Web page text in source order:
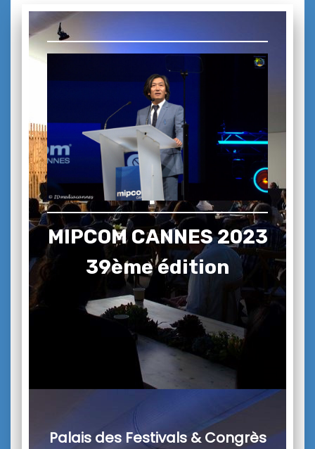
MIPCOM CANNES 2023
39ème édition
Palais des Festivals & Congrès